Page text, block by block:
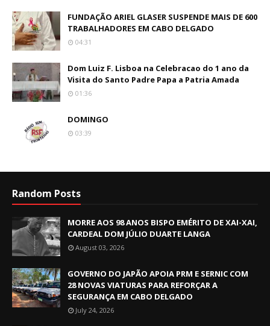
FUNDAÇÃO ARIEL GLASER SUSPENDE MAIS DE 600
TRABALHADORES EM CABO DELGADO
04:31
Dom Luiz F. Lisboa na Celebracao do 1 ano da
Visita do Santo Padre Papa a Patria Amada
01:36
DOMINGO
03:39
Random Posts
MORRE AOS 98 ANOS BISPO EMÉRITO DE XAI-XAI,
CARDEAL DOM JÚLIO DUARTE LANGA
August 03, 2026
GOVERNO DO JAPÃO APOIA PRM E SERNIC COM
28 NOVAS VIATURAS PARA REFORÇAR A
SEGURANÇA EM CABO DELGADO
July 24, 2026